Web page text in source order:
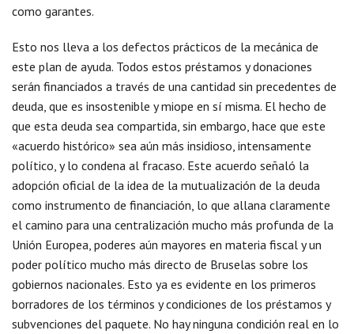
como garantes.
Esto nos lleva a los defectos prácticos de la mecánica de
este plan de ayuda. Todos estos préstamos y donaciones
serán financiados a través de una cantidad sin precedentes de
deuda, que es insostenible y miope en sí misma. El hecho de
que esta deuda sea compartida, sin embargo, hace que este
«acuerdo histórico» sea aún más insidioso, intensamente
político, y lo condena al fracaso. Este acuerdo señaló la
adopción oficial de la idea de la mutualización de la deuda
como instrumento de financiación, lo que allana claramente
el camino para una centralización mucho más profunda de la
Unión Europea, poderes aún mayores en materia fiscal y un
poder político mucho más directo de Bruselas sobre los
gobiernos nacionales. Esto ya es evidente en los primeros
borradores de los términos y condiciones de los préstamos y
subvenciones del paquete. No hay ninguna condición real en lo